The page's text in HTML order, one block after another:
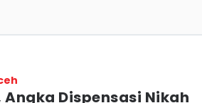
Dispensasi Nikah